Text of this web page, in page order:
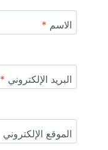
الاسم *
البريد الإلكتروني *
الموقع الإلكتروني